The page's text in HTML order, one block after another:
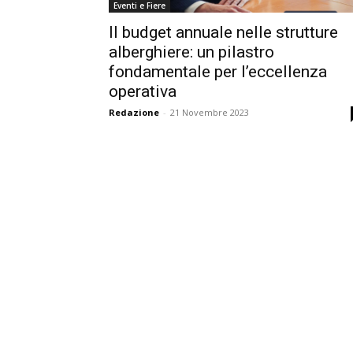
Eventi e Fiere
Il budget annuale nelle strutture
alberghiere: un pilastro
fondamentale per l’eccellenza
operativa
Redazione - 21 Novembre 2023